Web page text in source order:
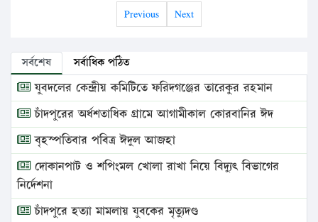
Previous Next
সর্বশেষ সর্বাধিক পঠিত
যুবদলের কেন্দ্রীয় কমিটিতে ফরিদগঞ্জের তারেকুর রহমান
চাঁদপুরের অর্ধশতাধিক গ্রামে আগামীকাল কোরবানির ঈদ
বৃহস্পতিবার পবিত্র ঈদুল আজহা
দোকানপাট ও শপিংমল খোলা রাখা নিয়ে বিদ্যুৎ বিভাগের
নির্দেশনা
চাঁদপুরে হত্যা মামলায় যুবকের মৃত্যুদণ্ড